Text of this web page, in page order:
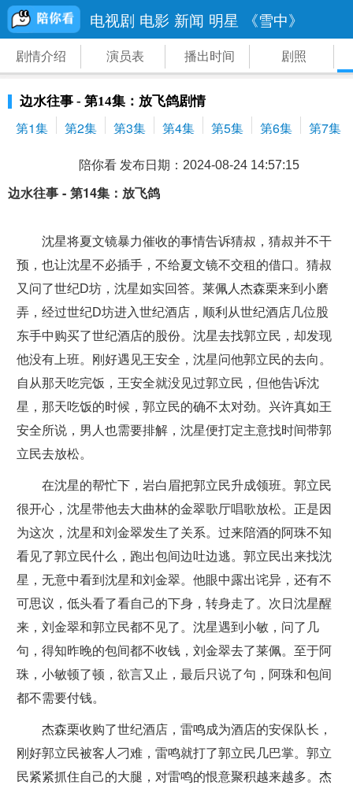
电视剧 电影 新闻 明星 《雪中》
剧情介绍 演员表 播出时间 剧照
边水往事 - 第14集：放飞鸽剧情
第1集 第2集 第3集 第4集 第5集 第6集 第7集
陪你看 发布日期：2024-08-24 14:57:15
边水往事 - 第14集：放飞鸽
沈星将夏文镜暴力催收的事情告诉猜叔，猜叔并不干
预，也让沈星不必插手，不给夏文镜不交租的借口。猜叔
又问了世纪D坊，沈星如实回答。莱佩人杰森栗来到小磨
弄，经过世纪D坊进入世纪酒店，顺利从世纪酒店几位股
东手中购买了世纪酒店的股份。沈星去找郭立民，却发现
他没有上班。刚好遇见王安全，沈星问他郭立民的去向。
自从那天吃完饭，王安全就没见过郭立民，但他告诉沈
星，那天吃饭的时候，郭立民的确不太对劲。兴许真如王
安全所说，男人也需要排解，沈星便打定主意找时间带郭
立民去放松。
在沈星的帮忙下，岩白眉把郭立民升成领班。郭立民
很开心，沈星带他去大曲林的金翠歌厅唱歌放松。正是因
为这次，沈星和刘金翠发生了关系。过来陪酒的阿珠不知
看见了郭立民什么，跑出包间边吐边逃。郭立民出来找沈
星，无意中看到沈星和刘金翠。他眼中露出诧异，还有不
可思议，低头看了看自己的下身，转身走了。次日沈星醒
来，刘金翠和郭立民都不见了。沈星遇到小敏，问了几
句，得知昨晚的包间都不收钱，刘金翠去了莱佩。至于阿
珠，小敏顿了顿，欲言又止，最后只说了句，阿珠和包间
都不需要付钱。
杰森栗收购了世纪酒店，雷鸣成为酒店的安保队长，
刚好郭立民被客人刁难，雷鸣就打了郭立民几巴掌。郭立
民紧紧抓住自己的大腿，对雷鸣的恨意聚积越来越多。杰